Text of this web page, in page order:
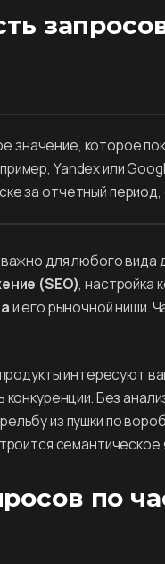
значение, которое
Yandex или
за отчетный
для любого вида
(SEO), настройка
и его рыночной ниши.
интересуют
Без
из пушки по
семантическое
по